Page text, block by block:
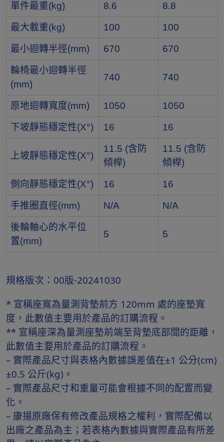
單件最重(kg) 8.6 8.8
最大載重(kg) 100 100
最小迴轉半徑(mm) 670 670
輪椅最小迴轉半徑
(mm)
740 740
原地迴轉寬度(mm) 1050 1050
下坡靜態穩定性(X°) 16 16
上坡靜態穩定性(X°)
11.5 (含防
傾桿)
11.5 (含防
傾桿)
側向靜態穩定性(X°) 16 16
手推圈直徑(mm) N/A N/A
後輪軸心的水平位
置(mm)
5 5
規格版次：00版-20241030
* 宣稱座寬為量測背墊前方 120mm 處的座墊寬
度，此數值主要用於產品的訂購流程。
** 宣稱座深為量測座墊前端至背墊底部間的距離，
此數值主要用於產品的訂購流程。
– 實際產品尺寸與表格內數據誤差值在±1 公分(cm)
±0.5 公斤(kg)。
– 實際產品尺寸和重量可能會根據不同的配置而變
化。
– 康揚原廠保有修改產品規格之權利，實際配備以
出廠之產品為主；若表格內數據與實際產品有所差